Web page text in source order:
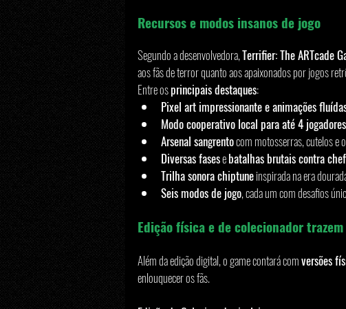
Recursos e modos insanos de jogo
Segundo a desenvolvedora, Terrifier: The ARTcade
aos fãs de terror quanto aos apaixonados por jogos
Entre os principais destaques:
Pixel art impressionante e animações
Modo cooperativo local para até 4 jogadores
Arsenal sangrento com motosserras, cutelos e
Diversas fases e batalhas brutais contra
Trilha sonora chiptune inspirada na era
Seis modos de jogo, cada um com desafios
Edição física e de colecionador
Além da edição digital, o game contará com versões
enlouquecer os fãs.